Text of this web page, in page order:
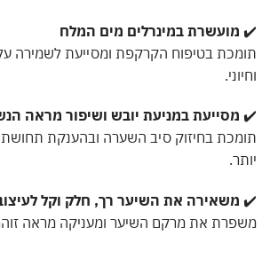
מועשרת במינרלים מים המלח
בטיפוח הקרקפת ומסייעת לשמירה על
מסייעת במניעת יובש ושיפור מראה הנשירה
בחיזוק סיב השערה ובהענקת תחושת
משאירה את השיער רך, חלק וקל לעיצוב
את מרקם השיער ומעניקה מראה זוהר